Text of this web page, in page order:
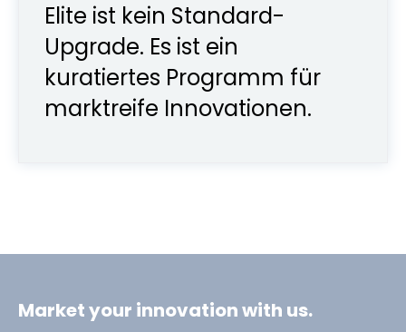
Elite ist kein Standard-
Upgrade. Es ist ein
kuratiertes Programm für
marktreife Innovationen.
Market your innovation with us.